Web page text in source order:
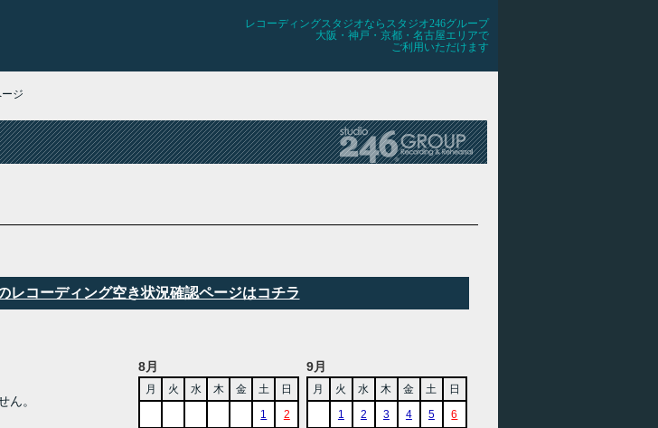
レコーディングスタジオならスタジオ246グループ
大阪・神戸・京都・名古屋エリアで
ご利用いただけます
ジ
コーディング空き状況確認ページはコチラ
ん。
8月
月 火 水 木 金 土
日
1
2
9月
月 火 水 木 金 土
日
1
2 3 4 5 6